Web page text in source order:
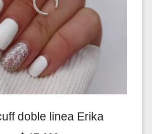
doble linea Erika